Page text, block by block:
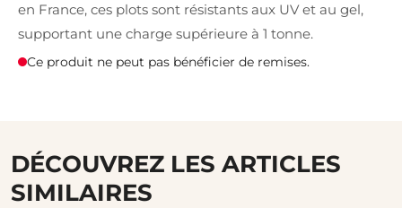
en France, ces plots sont résistants aux UV et au gel,
supportant une charge supérieure à 1 tonne.
Ce produit ne peut pas bénéficier de remises.
DÉCOUVREZ LES ARTICLES
SIMILAIRES